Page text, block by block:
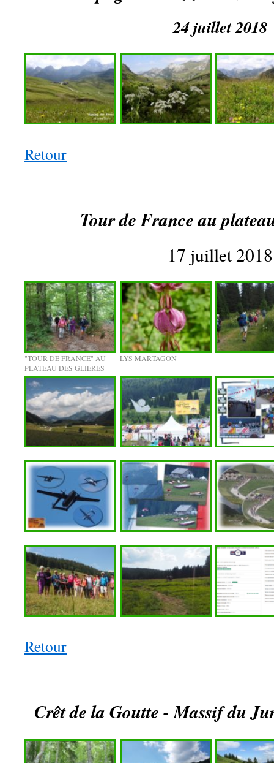
24 juillet 2018
Retour
Tour de France au
17 juillet 2018
"TOUR DE FRANCE" AU
PLATEAU DES GLIERES
LYS MARTAGON
Retour
Crêt de la Goutte - Massif du